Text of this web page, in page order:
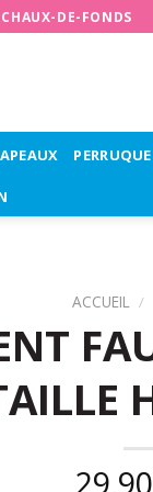
DE-FONDS
ACCUEIL /